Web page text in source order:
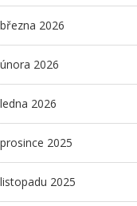
března 2026
února 2026
ledna 2026
prosince 2025
listopadu 2025